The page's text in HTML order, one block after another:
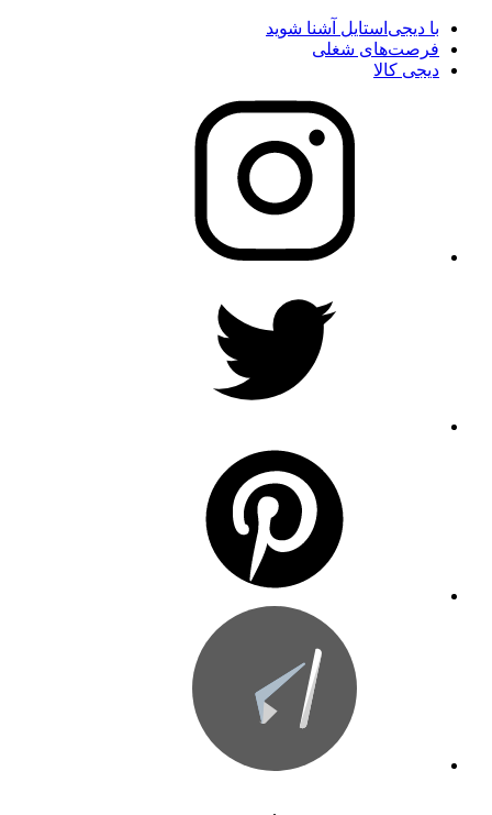
با دیجی‌استایل آشنا شوید
فرصت‌های شغلی
دیجی کالا